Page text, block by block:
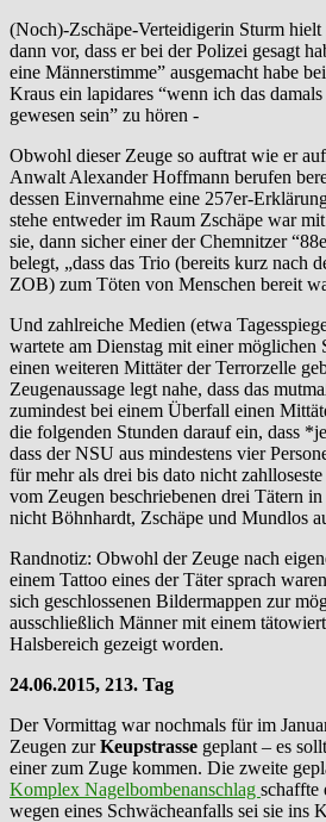
(Noch)-Zschäpe-Verteidigerin Sturm
dann vor, dass er bei der Polizei gesagt
eine Männerstimme” ausgemacht habe
Kraus ein lapidares “wenn ich das
gewesen sein” zu hören -
Obwohl dieser Zeuge so auftrat wie er
Anwalt Alexander Hoffmann berufen
dessen Einvernahme eine 257er-
stehe entweder im Raum Zschäpe war
sie, dann sicher einer der Chemnitzer
belegt, „dass das Trio (bereits kurz nach
ZOB) zum Töten von Menschen bereit
Und zahlreiche Medien (etwa
wartete am Dienstag mit einer möglichen
einen weiteren Mittäter der Terrorzelle
Zeugenaussage legt nahe, dass das
zumindest bei einem Überfall einen
die folgenden Stunden darauf ein, dass
dass der NSU aus mindestens vier
für mehr als drei bis dato nicht
vom Zeugen beschriebenen drei Tätern
nicht Böhnhardt, Zschäpe und Mundlos
Randnotiz: Obwohl der Zeuge nach
einem Tattoo eines der Täter sprach
sich geschlossenen Bildermappen zur
ausschließlich Männer mit einem
Halsbereich gezeigt worden.
24.06.2015, 213. Tag
Der Vormittag war nochmals für im
Zeugen zurKeupstrasse geplant – es
einer zum Zuge kommen. Die zweite
Komplex Nagelbombenanschlag schaffte
wegen eines Schwächeanfalls sei sie ins